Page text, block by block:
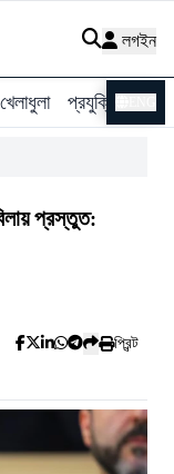
লগইন
খেলাধুলা প্রযুক্তি
প্রস্তুত:
প্রিন্ট